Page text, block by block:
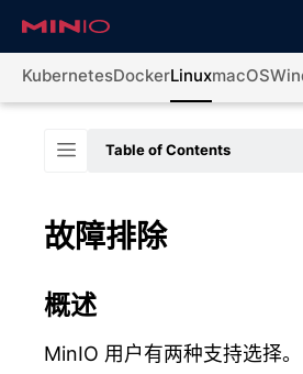
KubernetesDockerLinuxmacOS
Table of Contents
故障排除
概述
MinIO 用户有两种支持选择。